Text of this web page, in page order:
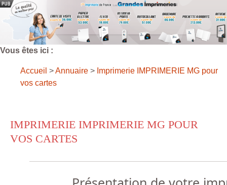
Vous êtes ici :
Accueil >Annuaire > Imprimerie IMPRIMERIE MG pour
vos cartes
IMPRIMERIE IMPRIMERIE MG POUR
VOS CARTES